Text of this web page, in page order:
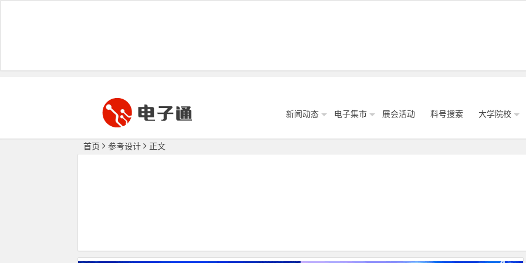
新闻动态 电子集市 展会活动 料号搜索 大学院校
首页 参考设计 正文